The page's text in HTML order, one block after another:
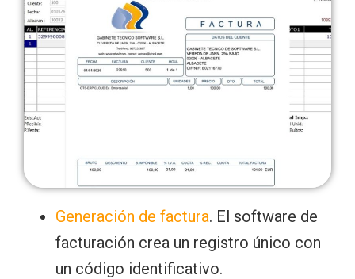
Generación de factura. El software de
facturación crea un registro único con
un código identificativo.